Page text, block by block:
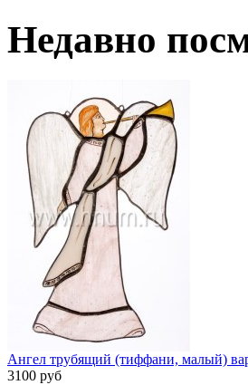
Недавно
Ангел трубящий (тиффани, малый)
3100 руб